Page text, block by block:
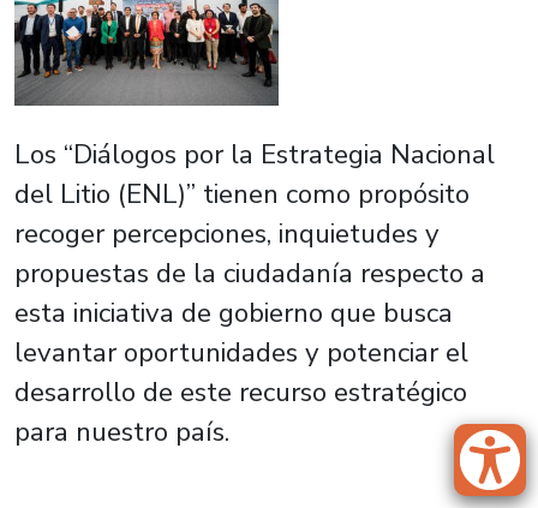
Los “Diálogos por la Estrategia Nacional
del Litio (ENL)” tienen como propósito
recoger percepciones, inquietudes y
propuestas de la ciudadanía respecto a
esta iniciativa de gobierno que busca
levantar oportunidades y potenciar el
desarrollo de este recurso estratégico
para nuestro país.